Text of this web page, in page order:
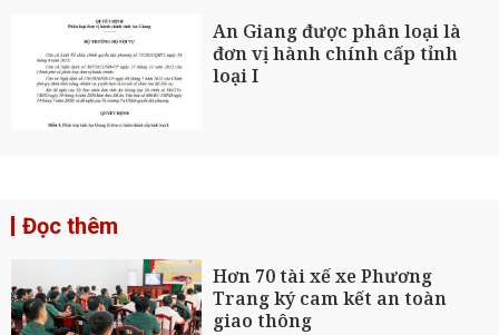
An Giang được phân loại là
đơn vị hành chính cấp tỉnh
loại I
Đọc thêm
Hơn 70 tài xế xe Phương
Trang ký cam kết an toàn
giao thông